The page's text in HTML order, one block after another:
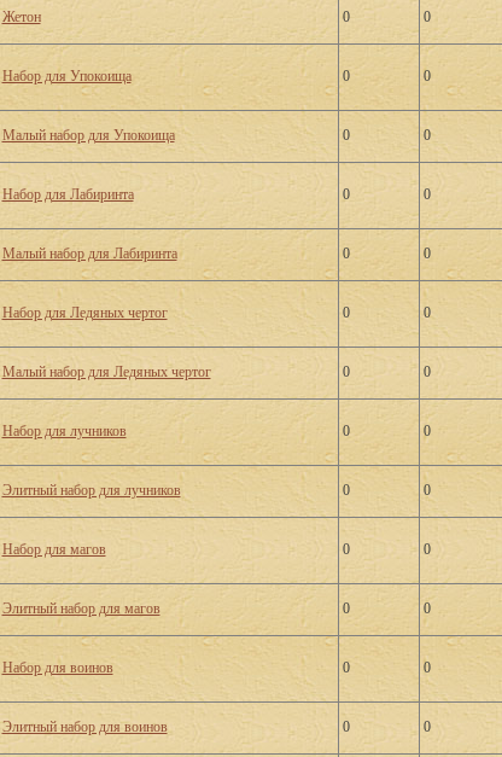
Жетон 0 0
Набор для Упокоища 0 0
Малый набор для Упокоища 0 0
Набор для Лабиринта 0 0
Малый набор для Лабиринта 0 0
Набор для Ледяных чертог 0 0
Малый набор для Ледяных чертог 0 0
Набор для лучников 0 0
Элитный набор для лучников 0 0
Набор для магов 0 0
Элитный набор для магов 0 0
Набор для воинов 0 0
Элитный набор для воинов 0 0